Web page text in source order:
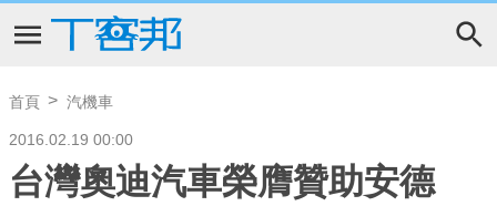
首頁 汽機車
2016.02.19 00:00
台灣奧迪汽車榮膺贊助安德